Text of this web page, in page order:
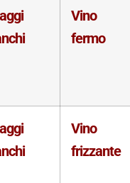
Vino
fermo
Vino
frizzante